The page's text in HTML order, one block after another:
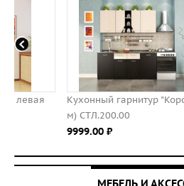
Кухонный гарнитур "Корсика" (1,8
м) СТЛ.200.00
МЕБЕЛЬ И